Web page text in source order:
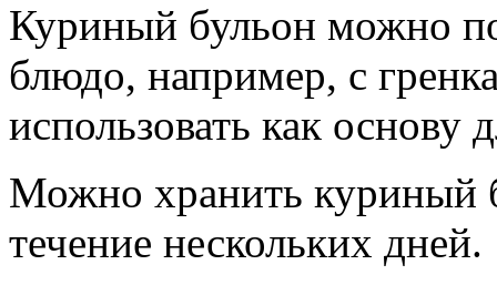
Куриный бульон можно
блюдо, например, с
использовать как основу
Можно хранить куриный
течение нескольких дней.